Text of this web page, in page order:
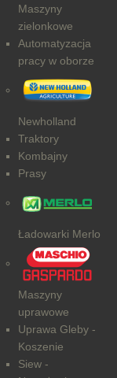
Maszyny
zielonkowe
Automatyzacja
pracy w oborze
Newholland
Traktory
Kombajny
Prasy
Ładowarki Merlo
Maszyny
uprawowe
Uprawa Gleby -
Koszenie
Siew -